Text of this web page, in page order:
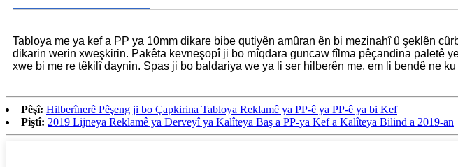
Tabloya me ya kef a PP ya 10mm dikare bibe qutiyên amûran ên bi mezinahî û şeklên
dikarin werin xweşkirin. Pakêta kevneşopî ji bo mîqdara guncaw fîlma pêçandina paletê
xwe bi me re têkilî daynin. Spas ji bo baldariya we ya li ser hilberên me, em li bendê ne
Pêşî: Hilberînerê Pêşeng ji bo Çapkirina Tabloya Reklamê ya PP-ê ya PP-ê ya bi Kef
Piştî: 2019 Lijneya Reklamê ya Derveyî ya Kalîteya Baş a PP-ya Kef a Kalîteya Bilind a 2019-an